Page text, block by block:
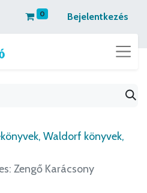
0 Bejelentkezés
Waldorf könyvek,
Zengő Karácsony